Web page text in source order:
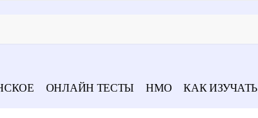
ОНЛАЙН ТЕСТЫ НМО КАК ИЗУЧАТЬ